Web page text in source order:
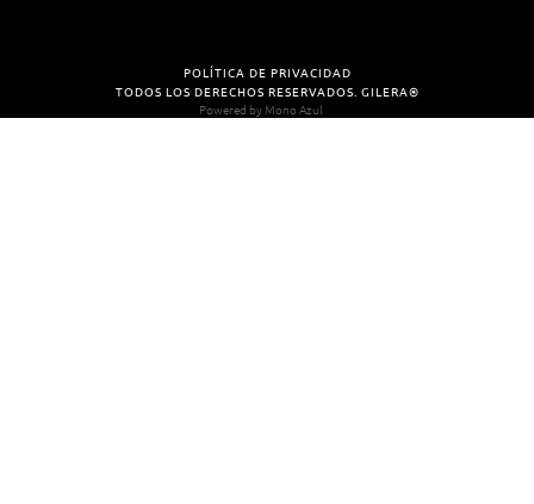
POLÍTICA DE PRIVACIDAD
TODOS LOS DERECHOS RESERVADOS. GILERA®
Powered by Mono Azul